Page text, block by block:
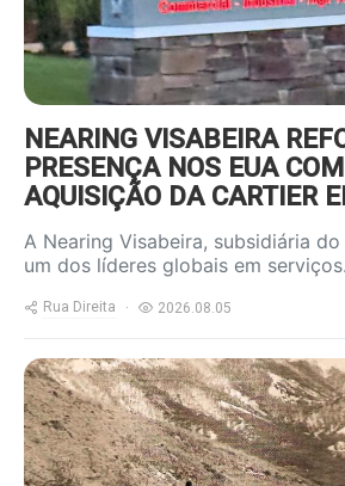
NEARING VISABEIRA
PRESENÇA NOS EUA
AQUISIÇÃO DA CARTIER
A Nearing Visabeira, subsidiária
um dos líderes globais em
Rua Direita 2026.08.05
https://www.ruadireita.pt/wp-
content/uploads/2024/05/
a-salto-800x600.jpg